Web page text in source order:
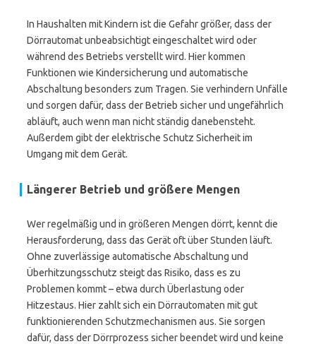
In Haushalten mit Kindern ist die Gefahr größer, dass der
Dörrautomat unbeabsichtigt eingeschaltet wird oder
während des Betriebs verstellt wird. Hier kommen
Funktionen wie Kindersicherung und automatische
Abschaltung besonders zum Tragen. Sie verhindern Unfälle
und sorgen dafür, dass der Betrieb sicher und ungefährlich
abläuft, auch wenn man nicht ständig danebensteht.
Außerdem gibt der elektrische Schutz Sicherheit im
Umgang mit dem Gerät.
Längerer Betrieb und größere Mengen
Wer regelmäßig und in größeren Mengen dörrt, kennt die
Herausforderung, dass das Gerät oft über Stunden läuft.
Ohne zuverlässige automatische Abschaltung und
Überhitzungsschutz steigt das Risiko, dass es zu
Problemen kommt – etwa durch Überlastung oder
Hitzestaus. Hier zahlt sich ein Dörrautomaten mit gut
funktionierenden Schutzmechanismen aus. Sie sorgen
dafür, dass der Dörrprozess sicher beendet wird und keine